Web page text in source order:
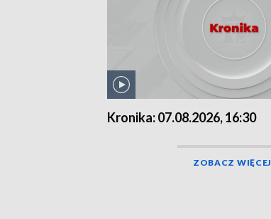
Kronika: 07.08.2026, 16:30
ZOBACZ WIĘCEJ